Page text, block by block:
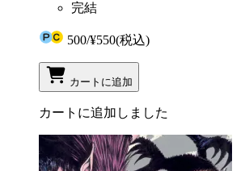
完結
500/¥550(税込)
カートに追加
カートに追加しました